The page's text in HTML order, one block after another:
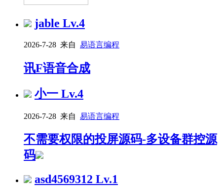
jable Lv.4
2026-7-28 来自 易语言编程
讯F语音合成
小一 Lv.4
2026-7-28 来自 易语言编程
不需要权限的投屏源码-多设备群控源
码
asd4569312 Lv.1